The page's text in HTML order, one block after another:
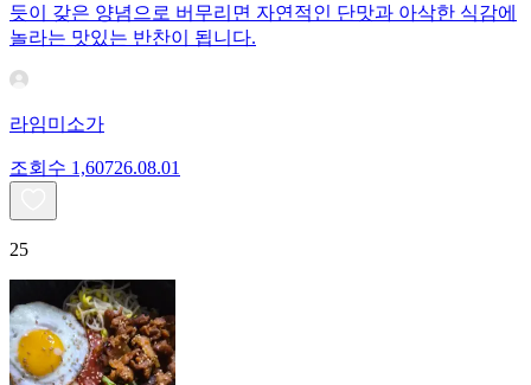
듯이 갖은 양념으로 버무리면 자연적인 단맛과 아삭한 식감에
놀라는 맛있는 반찬이 됩니다.
라임미소가
조회수 1,60726.08.01
25